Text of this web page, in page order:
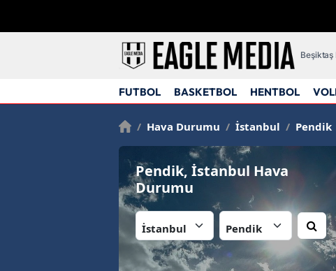
FUTBOL BASKETBOL HENTBOL
/ Hava Durumu / İstanbul / Pendik
Pendik, İstanbul Hava
Durumu